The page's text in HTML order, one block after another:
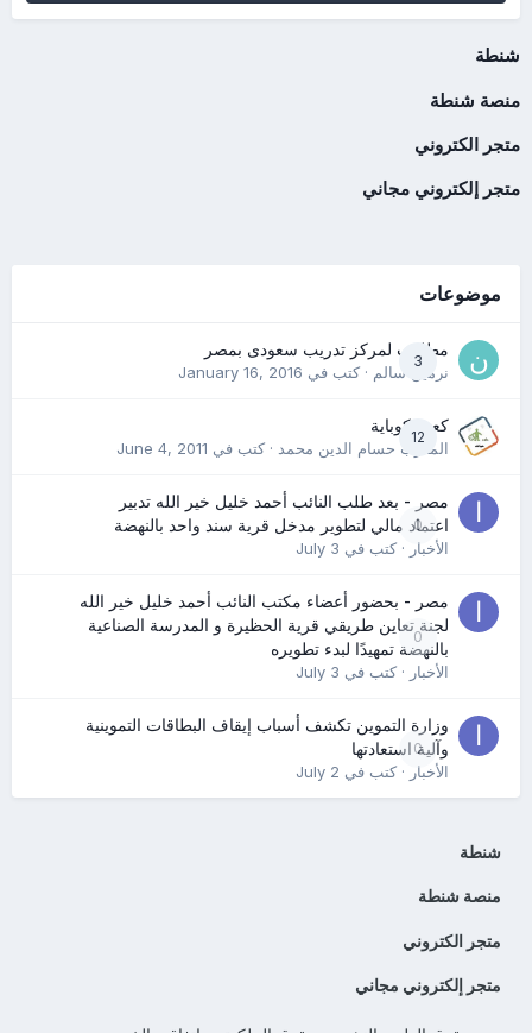
شنطة
منصة شنطة
متجر الكتروني
متجر إلكتروني مجاني
موضوعات
3
مطلوب لمركز تدريب سعودى بمصر
نرمين سالم· كتب في January 16, 2016
12
كعب كوباية
المدرب حسام الدين محمد· كتب في June 4, 2011
0
مصر - بعد طلب النائب أحمد خليل خير الله تدبير
اعتماد مالي لتطوير مدخل قرية سند واحد بالنهضة
الأخبار· كتب في July 3
0
مصر - بحضور أعضاء مكتب النائب أحمد خليل خير الله
لجنة تعاين طريقي قرية الحظيرة و المدرسة الصناعية
بالنهضة تمهيدًا لبدء تطويره
الأخبار· كتب في July 3
0
وزارة التموين تكشف أسباب إيقاف البطاقات التموينية
وآلية استعادتها
الأخبار· كتب في July 2
شنطة
منصة شنطة
متجر الكتروني
متجر إلكتروني مجاني